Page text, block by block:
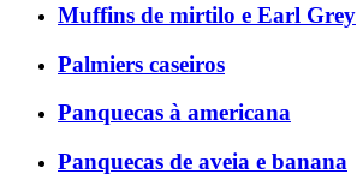
Muffins de mirtilo e Earl Grey
Palmiers caseiros
Panquecas à americana
Panquecas de aveia e banana